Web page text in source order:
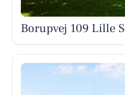
Borupvej 109 Lille